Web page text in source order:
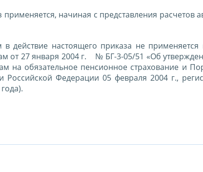
начиная с представления расчетов
настоящего приказа не применяется
от 27 января 2004 г. № БГ-3-05/51 «Об
на обязательное пенсионное страхование и
Российской Федерации 05 февраля 2004 г.,